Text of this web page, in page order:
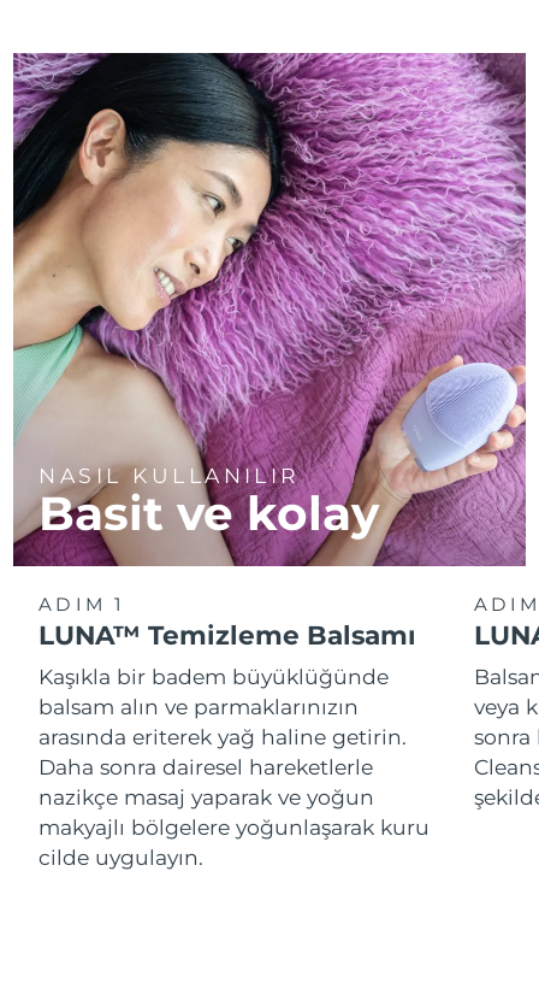
NASIL KULLANILIR
Basit ve kolay
ADIM 1
LUNA™ Temizleme Balsamı
Kaşıkla bir badem büyüklüğünde
balsam alın ve parmaklarınızın
arasında eriterek yağ haline getirin.
Daha sonra dairesel hareketlerle
nazikçe masaj yaparak ve yoğun
makyajlı bölgelere yoğunlaşarak kuru
cilde uygulayın.
veya
sonra